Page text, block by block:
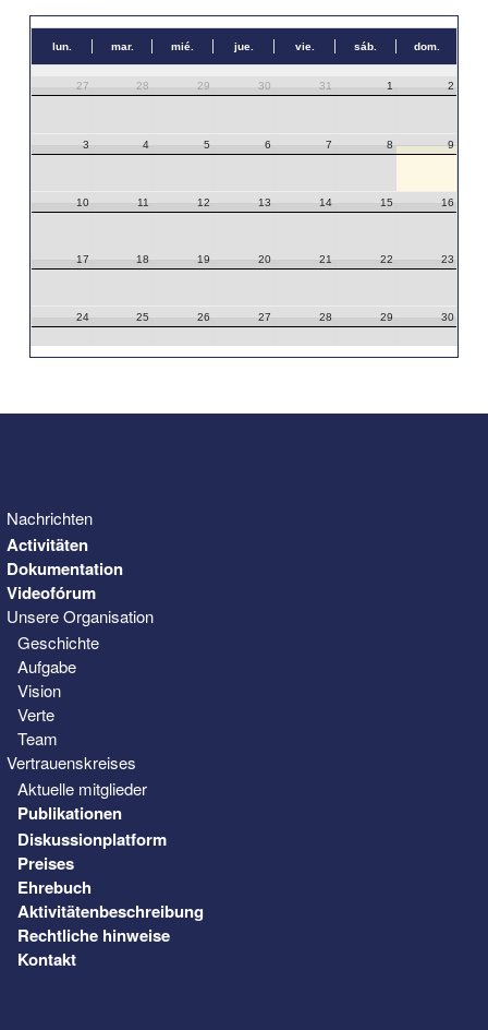
lun. mar. mié. jue. vie. sáb. dom.
27 28 29 30 31 1 2
3 4 5 6 7 8 9
10 11 12 13 14 15 16
17 18 19 20 21 22 23
24 25 26 27 28 29 30
Nachrichten
Activitäten
Dokumentation
Videofórum
Unsere Organisation
Geschichte
Aufgabe
Vision
Verte
Team
Vertrauenskreises
Aktuelle mitglieder
Publikationen
Diskussionplatform
Preises
Ehrebuch
Aktivitätenbeschreibung
Rechtliche hinweise
Kontakt